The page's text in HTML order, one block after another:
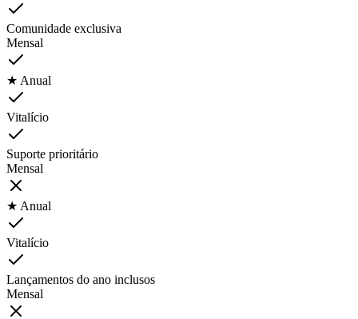
Comunidade exclusiva
Mensal
★ Anual
Vitalício
Suporte prioritário
Mensal
★ Anual
Vitalício
Lançamentos do ano inclusos
Mensal